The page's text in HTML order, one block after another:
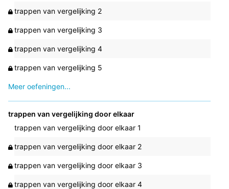
trappen van vergelijking 2
trappen van vergelijking 3
trappen van vergelijking 4
trappen van vergelijking 5
Meer oefeningen...
trappen van vergelijking door elkaar
trappen van vergelijking door elkaar 1
trappen van vergelijking door elkaar 2
trappen van vergelijking door elkaar 3
trappen van vergelijking door elkaar 4